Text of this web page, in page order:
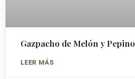
Gazpacho de Melón y Pepino
LEER MÁS